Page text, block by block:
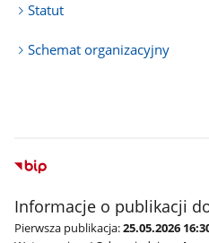
Statut
Schemat organizacyjny
Informacje o publikacji
Pierwsza publikacja:25.05.2026